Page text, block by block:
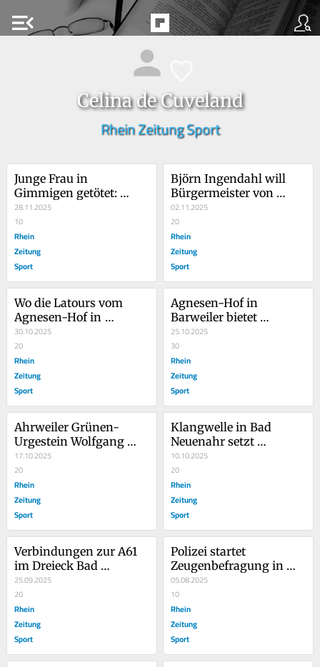
menu_open
Celina de Cuveland
Rhein Zeitung Sport
Junge Frau in
Gimmigen getötet:
Anklage wegen Mordes
28.11.2025
10
Rhein
Zeitung
Sport
Björn Ingendahl will
Bürgermeister von
Remagen bleiben
02.11.2025
20
Rhein
Zeitung
Sport
Wo die Latours vom
Agnesen-Hof in
Barweiler essen gehen
30.10.2025
20
Rhein
Zeitung
Sport
Agnesen-Hof in
Barweiler bietet
regionale Herbstküche
25.10.2025
30
Rhein
Zeitung
Sport
Ahrweiler Grünen-
Urgestein Wolfgang
Schlagwein ist tot
17.10.2025
20
Rhein
Zeitung
Sport
Klangwelle in Bad
Neuenahr setzt
ungewöhnliche Akzente
10.10.2025
20
Rhein
Zeitung
Sport
Verbindungen zur A61
im Dreieck Bad
Neuenahr gesperrt
25.09.2025
20
Rhein
Zeitung
Sport
Polizei startet
Zeugenbefragung in
Oberdürenbach
05.08.2025
10
Rhein
Zeitung
Sport